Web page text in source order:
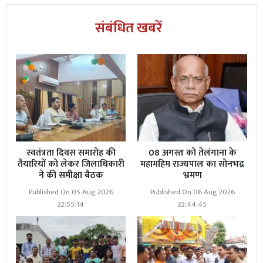
संबंधित खबरें
स्वतंत्रता दिवस समारोह की
तैयारियों को लेकर जिलाधिकारी
ने की समीक्षा बैठक
Published On 05 Aug 2026
22:55:14
08 अगस्त को तेलंगाना के
महामहिम राज्यपाल का सोनभद्र
भ्रमण
Published On 06 Aug 2026
22:44:45